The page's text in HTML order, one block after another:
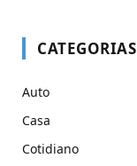
CATEGORIAS
Auto
Casa
Cotidiano